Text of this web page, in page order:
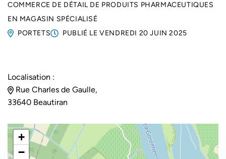
COMMERCE DE DÉTAIL DE PRODUITS PHARMACEUTIQUES
EN MAGASIN SPÉCIALISÉ
PORTETS
PUBLIÉ LEVENDREDI 20 JUIN 2025
Localisation :
Rue Charles de Gaulle,
33640 Beautiran
+
−